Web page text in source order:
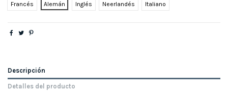
Francés
Alemán Inglés Neerlandés Italiano
Descripción
Detalles del producto